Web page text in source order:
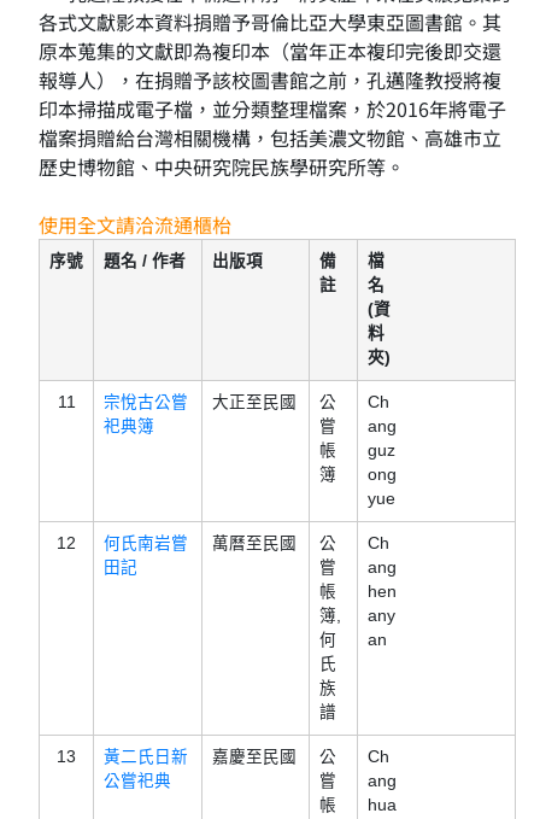
各式文獻影本資料捐贈予哥倫比亞大學東亞圖書館。其
原本蒐集的文獻即為複印本（當年正本複印完後即交還
報導人），在捐贈予該校圖書館之前，孔邁隆教授將複
印本掃描成電子檔，並分類整理檔案，於2016年將電子
檔案捐贈給台灣相關機構，包括美濃文物館、高雄市立
歷史博物館、中央研究院民族學研究所等。
使用全文請洽流通櫃枱
序號 題名 / 作者 出版項
備
註
檔
名
(資
料
夾)
11
宗悅古公嘗
祀典簿
大正至民國
公
嘗
帳
簿
Ch
ang
guz
ong
yue
12
何氏南岩嘗
田記
萬曆至民國
公
嘗
帳
簿,
何
氏
族
譜
Ch
ang
hen
any
an
13
黃二氏日新
公嘗祀典
嘉慶至民國
公
嘗
帳
Ch
ang
hua